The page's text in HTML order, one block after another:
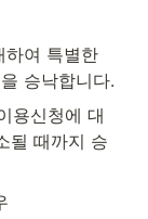
여 특별한
승낙합니다.
용신청에 대
될 때까지 승